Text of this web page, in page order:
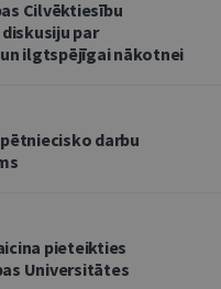
Cilvēktiesību
par
ilgtspējīgai nākotnei
darbu
pieteikties
Universitātes